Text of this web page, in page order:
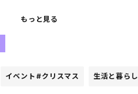
もっと見る
イベント #クリスマス 生活と暮らし